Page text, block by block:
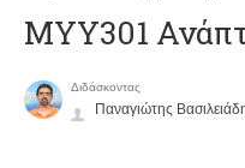
ΜΥΥ301
Διδάσκοντας
Παναγιώτης